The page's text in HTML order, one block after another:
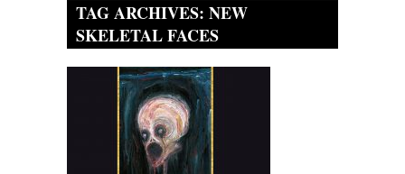
TAG ARCHIVES: NEW
SKELETAL FACES